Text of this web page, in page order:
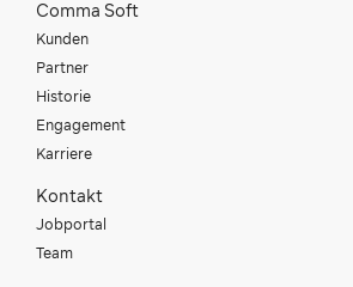
Comma Soft
Kunden
Partner
Historie
Engagement
Karriere
Kontakt
Jobportal
Team